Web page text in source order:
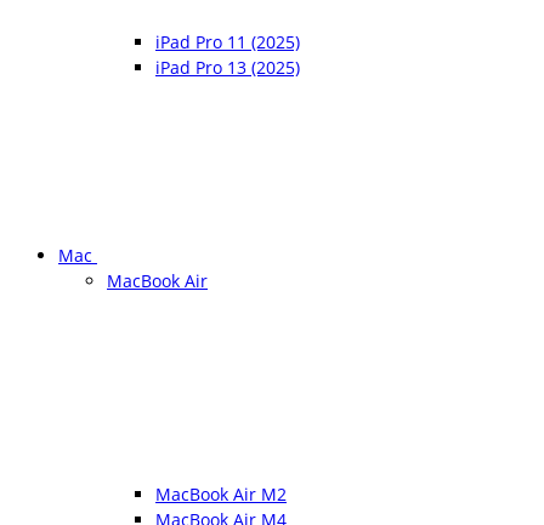
iPad Pro 11 (2025)
iPad Pro 13 (2025)
Mac
MacBook Air
MacBook Air M2
MacBook Air M4